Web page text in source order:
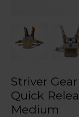
Striver
Quick
Medium